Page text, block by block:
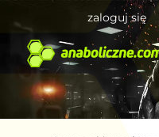
zaloguj się